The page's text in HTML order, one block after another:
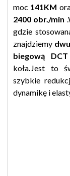
moc 141KM
2400 obr./min
gdzie
znajdziemy
biegową DCT
koła.Jest to
szybkie
dynamikę i